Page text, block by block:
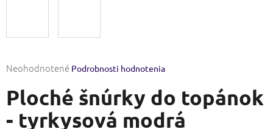
Priemerné
produktu
je
Neohodnotené Podrobnosti hodnotenia
Ploché šnúrky do topánok
- tyrkysová modrá